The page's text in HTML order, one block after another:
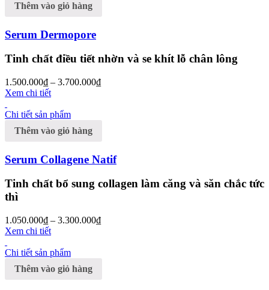
Thêm vào giỏ hàng
Serum Dermopore
Tinh chất điều tiết nhờn và se khít lỗ chân lông
1.500.000₫ – 3.700.000₫
Xem chi tiết
Chi tiết sản phẩm
Thêm vào giỏ hàng
Serum Collagene Natif
Tinh chất bổ sung collagen làm căng và săn chắc tức
thì
1.050.000₫ – 3.300.000₫
Xem chi tiết
Chi tiết sản phẩm
Thêm vào giỏ hàng